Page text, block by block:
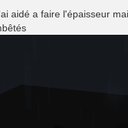
aidé a faire l'épaisseur